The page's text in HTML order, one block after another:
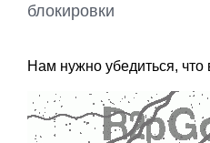
блокировки
Нам нужно убедиться,